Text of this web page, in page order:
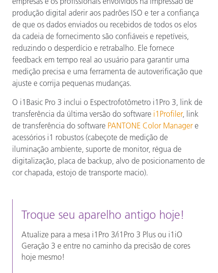
produção digital aderir aos padrões ISO e ter a confiança
de que os dados enviados ou recebidos de todos os elos
da cadeia de fornecimento são confiáveis e repetíveis,
reduzindo o desperdício e retrabalho. Ele fornece
feedback em tempo real ao usuário para garantir uma
medição precisa e uma ferramenta de autoverificação que
ajuste e corrija pequenas mudanças.
O i1Basic Pro 3 inclui o Espectrofotômetro i1Pro 3, link de
transferência da última versão do software i1Profiler, link
de transferência do software PANTONE Color Manager e
acessórios i1 robustos (cabeçote de medição de
iluminação ambiente, suporte de monitor, régua de
digitalização, placa de backup, alvo de posicionamento de
cor chapada, estojo de transporte macio).
Troque seu aparelho antigo hoje!
Atualize para a mesa i1Pro 3/i1Pro 3 Plus ou i1iO
Geração 3 e entre no caminho da precisão de cores
hoje mesmo!